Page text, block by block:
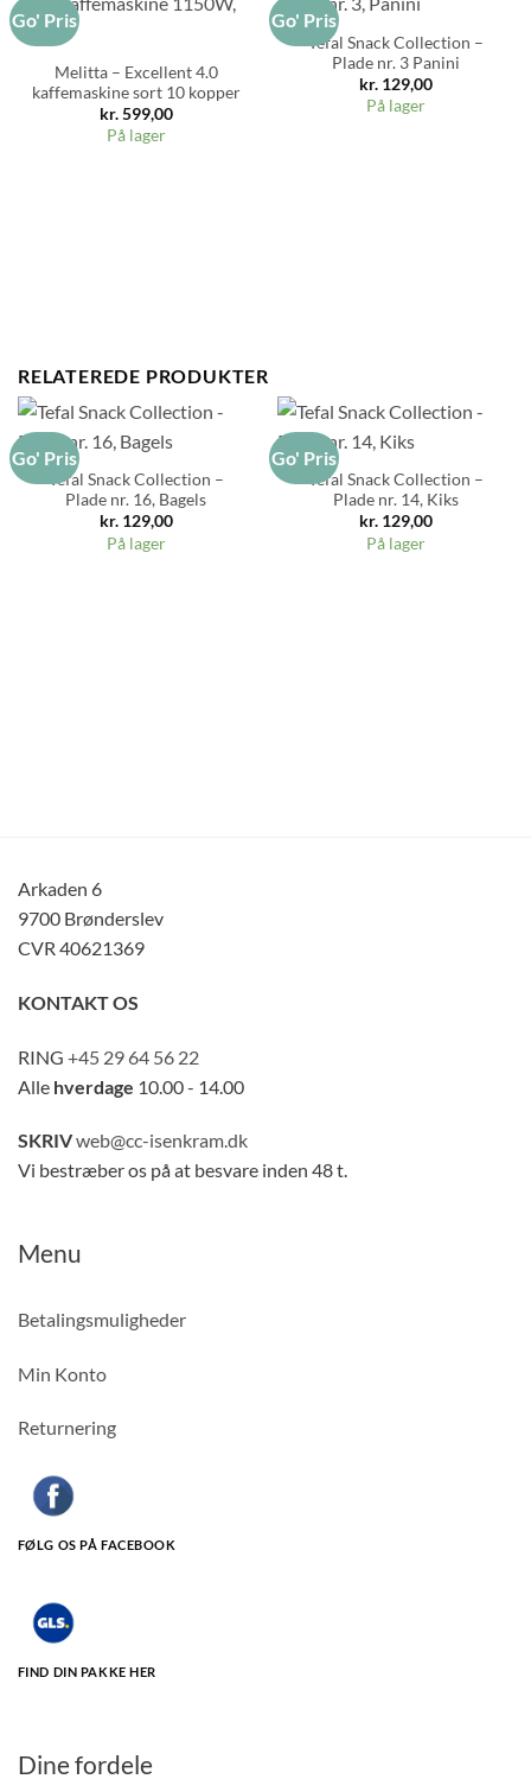
Go' Pris
Melitta – Excellent 4.0
kaffemaskine sort 10 kopper
kr.599,00
På lager
Go' Pris
Tefal Snack Collection –
Plade nr. 3 Panini
kr.129,00
På lager
RELATEREDE PRODUKTER
Go' Pris
Tefal Snack Collection –
Plade nr. 16, Bagels
kr.129,00
På lager
Go' Pris
Tefal Snack Collection –
Plade nr. 14, Kiks
kr.129,00
På lager
Arkaden 6
9700 Brønderslev
CVR 40621369
KONTAKT OS
RING +45 29 64 56 22
Alle hverdage 10.00 - 14.00
SKRIVweb@cc-isenkram.dk
Vi bestræber os på at besvare inden 48 t.
Menu
Betalingsmuligheder
Min Konto
Returnering
FØLG OS PÅ FACEBOOK
FIND DIN PAKKE HER
Dine fordele